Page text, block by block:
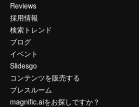
Reviews
採用情報
検索トレンド
ブログ
イベント
Slidesgo
コンテンツを販売する
プレスルーム
magnific.aiをお探しですか？